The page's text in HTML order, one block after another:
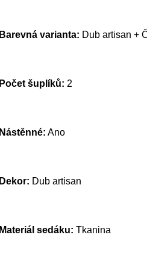
Barevná varianta: Dub artisan +
Počet šuplíků: 2
Nástěnné: Ano
Dekor: Dub artisan
Materiál sedáku: Tkanina